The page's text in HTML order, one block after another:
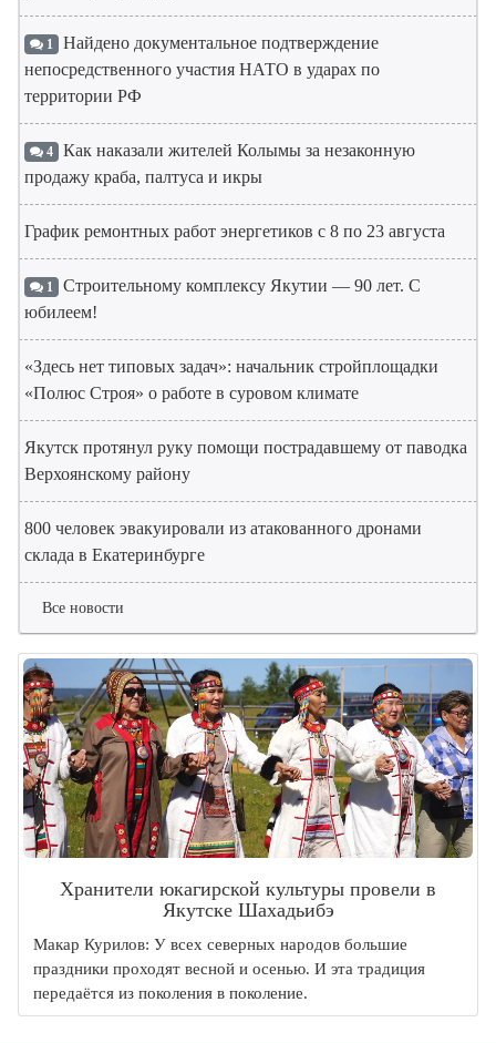
1 Найдено документальное подтверждение
непосредственного участия НАТО в ударах по
территории РФ
4 Как наказали жителей Колымы за незаконную
продажу краба, палтуса и икры
График ремонтных работ энергетиков с 8 по 23 августа
1 Строительному комплексу Якутии — 90 лет. С
юбилеем!
«Здесь нет типовых задач»: начальник стройплощадки
«Полюс Строя» о работе в суровом климате
Якутск протянул руку помощи пострадавшему от паводка
Верхоянскому району
800 человек эвакуировали из атакованного дронами
склада в Екатеринбурге
Все новости
Хранители юкагирской культуры провели в
Якутске Шахадьибэ
Макар Курилов: У всех северных народов большие
праздники проходят весной и осенью. И эта традиция
передаётся из поколения в поколение.